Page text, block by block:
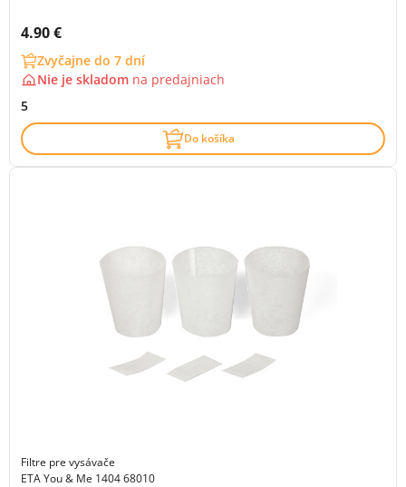
Cena s DPH:
4.90 €
Zvyčajne do 7 dní
Nie je skladom na predajniach
5
Do košíka
Filtre pre vysávače
ETA You & Me 1404 68010